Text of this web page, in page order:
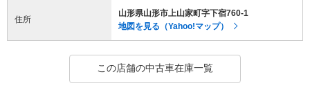
住所
山形県山形市上山家町字下宿760-1
地図を見る（Yahoo!マップ）
この店舗の中古車在庫一覧